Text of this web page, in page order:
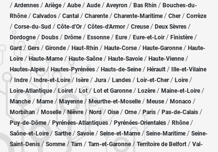
/ Ardennes / Ariège/ Aube/ Aude / Aveyron / Bas Rhin / Bouches-du-
Rhône/ Calvados / Cantal / Charente / Charente-Maritime/ Cher / Corrèze
/ Corse-du-Sud / Côte-d'Or / Côtes-d'Armor/ Creuse/ Deux Sèvres /
Dordogne/ Doubs / Drôme/ Essonne / Eure/ Eure-et-Loir / Finistère/
Gard/ Gers / Gironde/ Haut-Rhin / Haute-Corse/ Haute-Garonne/ Haute-
Loire/Haute-Marne/ Haute-Saône/ Haute-Savoie/ Haute-Vienne/
Hautes-Alpes/ Hautes-Pyrénées / Hauts-de-Seine/ Hérault / Ille-et-Vilaine
/ Indre/ Indre-et-Loire/ Isère/ Jura / Landes / Loir-et-Cher/ Loire/
Loire-Atlantique/ Loiret / Lot/ Lot et Garonne/ Lozère / Maine-et-Loire/
Manche/ Marne/ Mayenne/ Meurthe-et-Moselle/ Meuse/ Monaco /
Morbihan/ Moselle/ Nièvre / Nord/ Oise / Orne/Paris / Pas-de-Calais /
Puy-de-Dôme/ Pyrénées-Atlantiques / Pyrénées-Orientales / Rhône/
Saône-et-Loire/ Sarthe/ Savoie/ Seine-et-Marne/ Seine-Maritime/ Seine-
Saint-Denis /Somme/ Tarn / Tarn-et-Garonne/Territoire de Belfort / Val-